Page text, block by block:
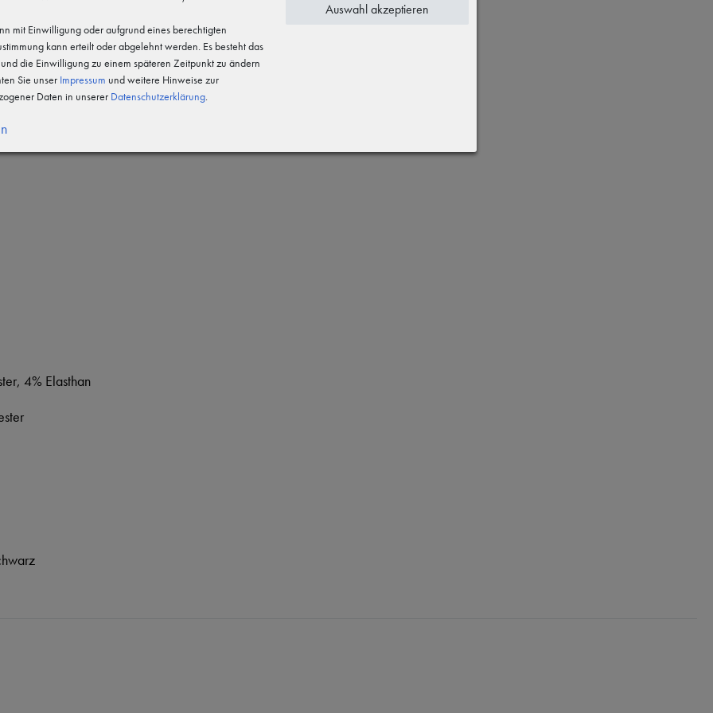
mit Funktionsmembran,
4% Elasthan
mit Einwilligung oder aufgrund eines berechtigten
kann erteilt oder abgelehnt werden. Es besteht das
die Einwilligung zu einem späteren Zeitpunkt zu ändern
Sie unser Impressum und weitere Hinweise zur
Daten in unserer Daten­schutz­erklärung
Auswahl akzeptieren